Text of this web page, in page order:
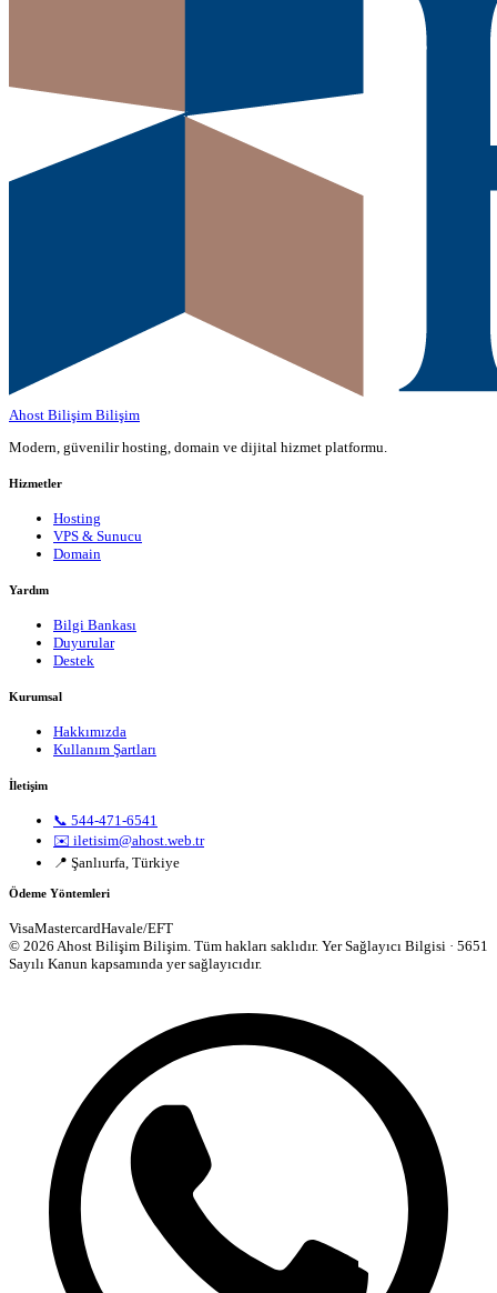
Ahost Bilişim Bilişim
Modern, güvenilir hosting, domain ve dijital hizmet platformu.
Hizmetler
Hosting
VPS & Sunucu
Domain
Yardım
Bilgi Bankası
Duyurular
Destek
Kurumsal
Hakkımızda
Kullanım Şartları
İletişim
📞 544-471-6541
✉️ iletisim@ahost.web.tr
📍 Şanlıurfa, Türkiye
Ödeme Yöntemleri
VisaMastercardHavale/EFT
© 2026 Ahost Bilişim Bilişim. Tüm hakları saklıdır. Yer Sağlayıcı Bilgisi · 5651
Sayılı Kanun kapsamında yer sağlayıcıdır.